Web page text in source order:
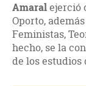
Amaralejerció
Oporto,
Feministas,
hecho, se la
de los estudios